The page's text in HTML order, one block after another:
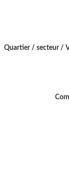
Quartier / secteur /